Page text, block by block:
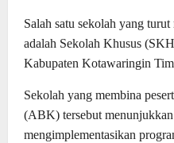
Salah satu sekolah yang
adalah Sekolah Khusus
Kabupaten Kotawaringin
Sekolah yang membina
(ABK) tersebut menunjukkan
mengimplementasikan